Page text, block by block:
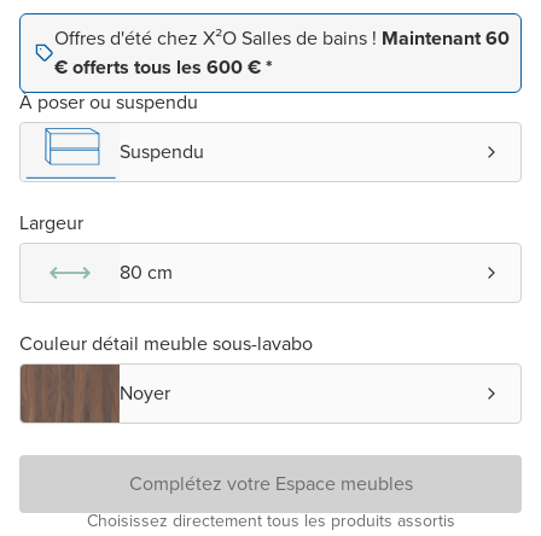
Offres d'été chez X²O Salles de bains ! Maintenant 60
€ offerts tous les 600 € *
À poser ou suspendu
Suspendu
Largeur
80 cm
Couleur détail meuble sous-lavabo
Noyer
Complétez votre Espace meubles
Choisissez directement tous les produits assortis